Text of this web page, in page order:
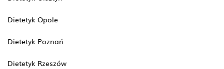
Dietetyk Opole
Dietetyk Poznań
Dietetyk Rzeszów